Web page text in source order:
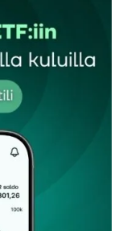
Pakolliset